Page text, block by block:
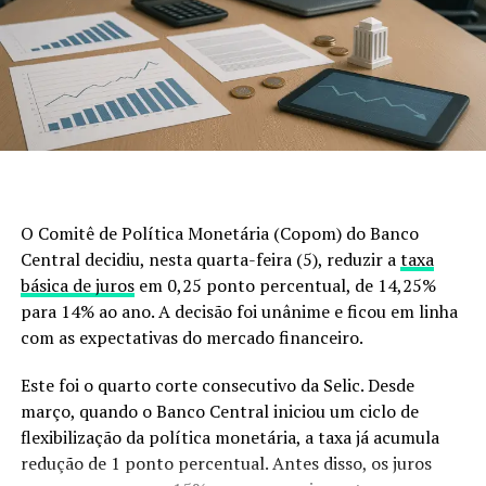
outros países para entender que prevenir custa muito
menos do que remediar.
A legislação não é o problema
Existe uma ideia equivocada de que a lei impede o
A legislação brasileira autoriza o manejo e o controle
populacional, desde que sejam obedecidas regras
técnicas e ambientais.
Então, por que a população continua aumentando?
Porque o modelo adotado simplesmente não está
conseguindo acompanhar a velocidade de reprodução e
dispersão da espécie.
O Comitê de Política Monetária (Copom) do Banco
Central decidiu, nesta quarta-feira (5), reduzir ataxa
básica de jurosem 0,25 ponto percentual, de 14,25%
para 14% ao ano. A decisão foi unânime e ficou em linha
com as expectativas do mercado financeiro.
Este foi o quarto corte consecutivo da Selic. Desde
março, quando o Banco Central iniciou um ciclo de
flexibilização da política monetária, a taxa já acumula
redução de 1 ponto percentual. Antes disso, os juros